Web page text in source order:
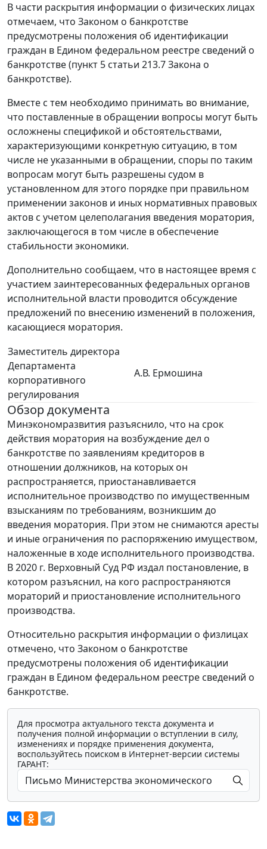
В части раскрытия информации о физических лицах
отмечаем, что Законом о банкротстве
предусмотрены положения об идентификации
граждан в Едином федеральном реестре сведений о
банкротстве (пункт 5 статьи 213.7 Закона о
банкротстве).
Вместе с тем необходимо принимать во внимание,
что поставленные в обращении вопросы могут быть
осложнены спецификой и обстоятельствами,
характеризующими конкретную ситуацию, в том
числе не указанными в обращении, споры по таким
вопросам могут быть разрешены судом в
установленном для этого порядке при правильном
применении законов и иных нормативных правовых
актов с учетом целеполагания введения моратория,
заключающегося в том числе в обеспечение
стабильности экономики.
Дополнительно сообщаем, что в настоящее время с
участием заинтересованных федеральных органов
исполнительной власти проводится обсуждение
предложений по внесению изменений в положения,
касающиеся моратория.
Заместитель директора
Департамента
корпоративного
регулирования
А.В. Ермошина
Обзор документа
Минэкономразвития разъяснило, что на срок
действия моратория на возбуждение дел о
банкротстве по заявлениям кредиторов в
отношении должников, на которых он
распространяется, приостанавливается
исполнительное производство по имущественным
взысканиям по требованиям, возникшим до
введения моратория. При этом не снимаются аресты
и иные ограничения по распоряжению имуществом,
наложенные в ходе исполнительного производства.
В 2020 г. Верховный Суд РФ издал постановление, в
котором разъяснил, на кого распространяются
мораторий и приостановление исполнительного
производства.
Относительно раскрытия информации о физлицах
отмечено, что Законом о банкротстве
предусмотрены положения об идентификации
граждан в Едином федеральном реестре сведений о
банкротстве.
Для просмотра актуального текста документа и
получения полной информации о вступлении в силу,
изменениях и порядке применения документа,
воспользуйтесь поиском в Интернет-версии системы
ГАРАНТ: